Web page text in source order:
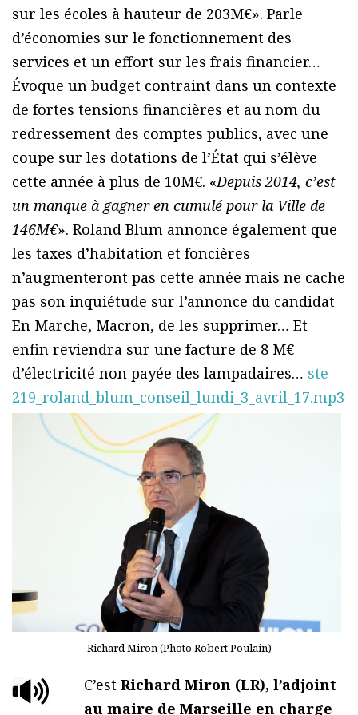
sur les écoles à hauteur de 203M€». Parle
d’économies sur le fonctionnement des
services et un effort sur les frais financier…
Évoque un budget contraint dans un contexte
de fortes tensions financières et au nom du
redressement des comptes publics, avec une
coupe sur les dotations de l’État qui s’élève
cette année à plus de 10M€. «Depuis 2014, c’est
un manque à gagner en cumulé pour la Ville de
146M€». Roland Blum annonce également que
les taxes d’habitation et foncières
n’augmenteront pas cette année mais ne cache
pas son inquiétude sur l’annonce du candidat
En Marche, Macron, de les supprimer… Et
enfin reviendra sur une facture de 8 M€
d’électricité non payée des lampadaires… ste-
219_roland_blum_conseil_lundi_3_avril_17.mp3
Richard Miron (Photo Robert Poulain)
C’est Richard Miron (LR), l’adjoint
au maire de Marseille en charge